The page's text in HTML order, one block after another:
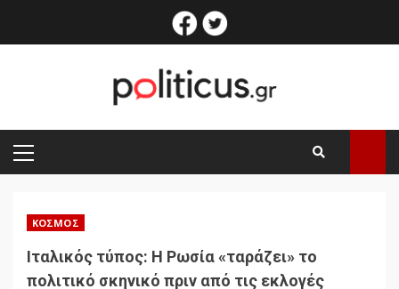
facebook
PRIMARY
MENU
ΚΌΣΜΟΣ
Ιταλικός τύπος: Η Ρωσία «ταράζει» το
πολιτικό σκηνικό πριν από τις εκλογές